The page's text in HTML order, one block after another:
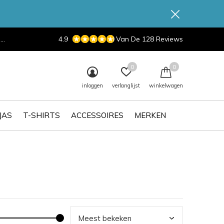
T-SHIRTS ACCESSOIRES MERKEN
inloggen verlanglijst
0
winkelwagen
0
4.9 Van De 128 Reviews